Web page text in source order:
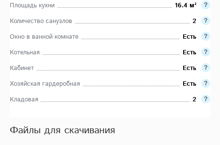
Площадь кухни
16.4 м²
Количество санузлов
2
Окно в ванной комнате
Есть
Котельная
Есть
Кабинет
Есть
Хозяйская гардеробная
Есть
Кладовая
2
Файлы для скачивания